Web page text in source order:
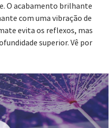
O acabamento brilhante
com uma vibração de
evita os reflexos, mas
superior. Vê por